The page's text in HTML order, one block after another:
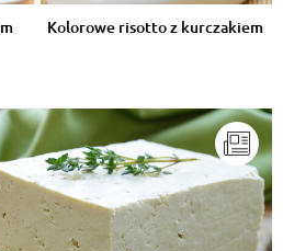
Kolorowe risotto z kurczakiem